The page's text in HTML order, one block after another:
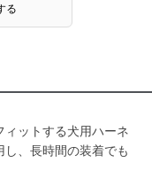
る
ィットする犬用ハーネ
、長時間の装着でも